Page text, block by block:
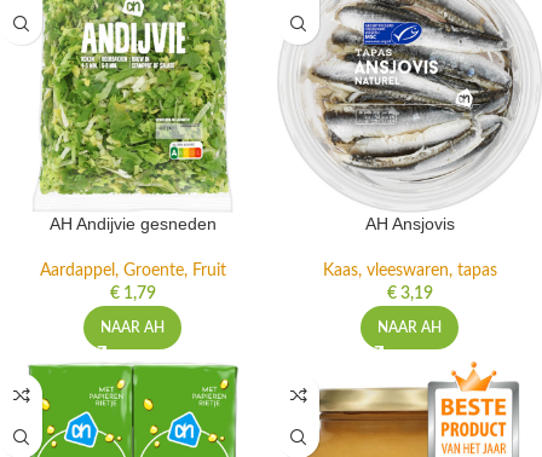
AH Andijvie gesneden
Aardappel, Groente, Fruit
€1,79
NAAR AH
AH Ansjovis
Kaas, vleeswaren, tapas
€3,19
NAAR AH